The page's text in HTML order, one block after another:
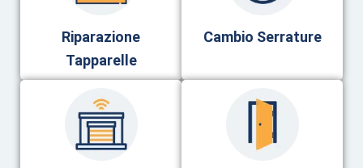
Riparazione
Tapparelle
Cambio Serrature